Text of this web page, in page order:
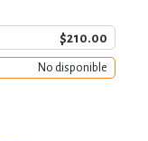
$210.00
No disponible